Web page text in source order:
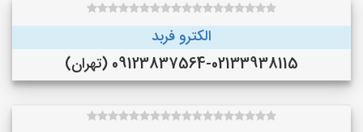
الکترو فربد
09123837564-02133938115 (تهران)